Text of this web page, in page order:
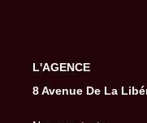
L'AGENCE
8 Avenue De La